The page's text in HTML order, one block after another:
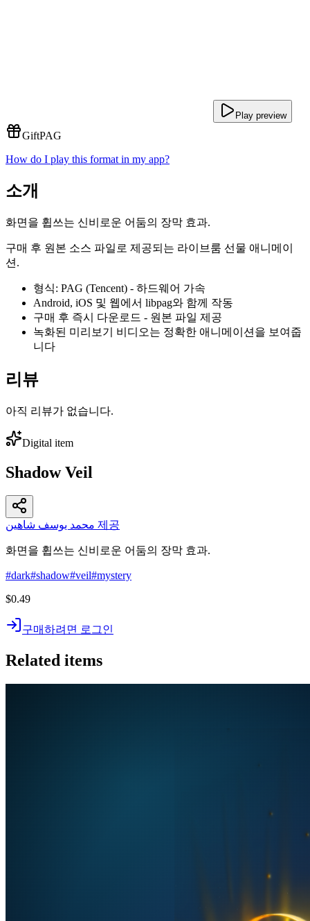
Play preview
GiftPAG
How do I play this format in my app?
소개
화면을 휩쓰는 신비로운 어둠의 장막 효과.
구매 후 원본 소스 파일로 제공되는 라이브룸 선물 애니메이
션.
형식: PAG (Tencent) - 하드웨어 가속
Android, iOS 및 웹에서 libpag와 함께 작동
구매 후 즉시 다운로드 - 원본 파일 제공
녹화된 미리보기 비디오는 정확한 애니메이션을 보여줍
니다
리뷰
아직 리뷰가 없습니다.
Digital item
Shadow Veil
محمد يوسف شاهين 제공
화면을 휩쓰는 신비로운 어둠의 장막 효과.
#dark#shadow#veil#mystery
$0.49
구매하려면 로그인
Related items